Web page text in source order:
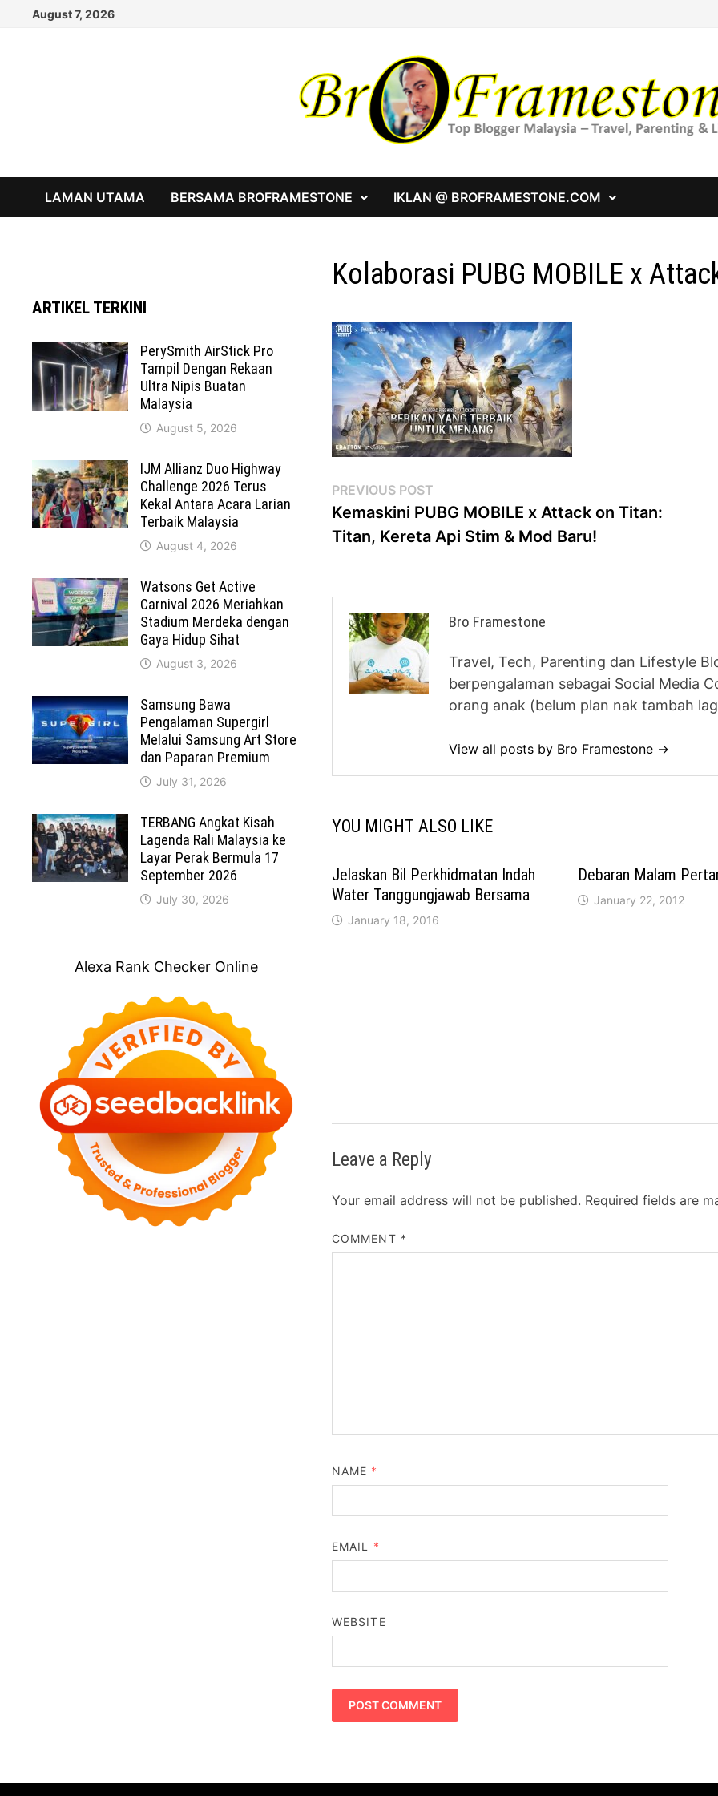
August 7, 2026
LAMAN UTAMA BERSAMA BROFRAMESTONE IKLAN @ BROFRAMESTONE.COM
Kolaborasi PUBG MOBILE x
Post
navigation
PREVIOUS POST
post:
Kemaskini PUBG MOBILE x Attack on Titan:
Titan, Kereta Api Stim & Mod Baru!
Bro Framestone
Travel, Tech, Parenting dan Lifestyle
berpengalaman sebagai Social Media
orang anak (belum plan nak tambah
View all posts by Bro Framestone →
YOU MIGHT ALSO LIKE
Jelaskan Bil Perkhidmatan Indah
Water Tanggungjawab Bersama
January 18, 2016
Debaran Malam
January 22, 2012
Leave a Reply
Your email address will not be published. Required fields are
COMMENT *
NAME *
EMAIL *
WEBSITE
ARTIKEL TERKINI
PerySmith AirStick Pro
Tampil Dengan Rekaan
Ultra Nipis Buatan
Malaysia
August 5, 2026
IJM Allianz Duo Highway
Challenge 2026 Terus
Kekal Antara Acara Larian
Terbaik Malaysia
August 4, 2026
Watsons Get Active
Carnival 2026 Meriahkan
Stadium Merdeka dengan
Gaya Hidup Sihat
August 3, 2026
Samsung Bawa
Pengalaman Supergirl
Melalui Samsung Art Store
dan Paparan Premium
July 31, 2026
TERBANG Angkat Kisah
Lagenda Rali Malaysia ke
Layar Perak Bermula 17
September 2026
July 30, 2026
Alexa Rank Checker Online